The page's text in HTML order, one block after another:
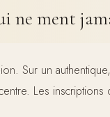
ne ment
Sur un
Les